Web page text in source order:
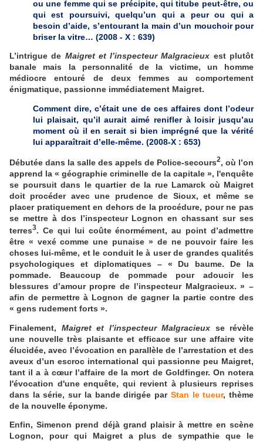
ou une femme qui se précipite, qui titube peut-être, ou
qui est poursuivi, quelqu’un qui a peur ou qui a
besoin d’aide, s’entourant la main d’un mouchoir pour
briser la vitre… (2008 - X : 639)
L’intrigue de Maigret et l’inspecteur Malgracieux est plutôt
banale mais la personnalité de la victime, un homme
médiocre entouré de deux femmes au comportement
énigmatique, passionne immédiatement Maigret.
Comment dire, c’était une de ces affaires dont l’odeur
lui plaisait, qu’il aurait aimé renifler à loisir jusqu’au
moment où il en serait si bien imprégné que la vérité
lui apparaîtrait d’elle-même. (2008-X : 653)
Débutée dans la salle des appels de Police-secours2, où l’on
apprend la « géographie criminelle de la capitale », l'enquête
se poursuit dans le quartier de la rue Lamarck où Maigret
doit procéder avec une prudence de Sioux, et même se
placer pratiquement en dehors de la procédure, pour ne pas
se mettre à dos l’inspecteur Lognon en chassant sur ses
terres3. Ce qui lui coûte énormément, au point d’admettre
être « vexé comme une punaise » de ne pouvoir faire les
choses lui-même, et le conduit le à user de grandes qualités
psychologiques et diplomatiques – « Du baume. De la
pommade. Beaucoup de pommade pour adoucir les
blessures d’amour propre de l’inspecteur Malgracieux. » –
afin de permettre à Lognon de gagner la partie contre des
« gens rudement forts ».
Finalement, Maigret et l’inspecteur Malgracieux se révèle
une nouvelle très plaisante et efficace sur une affaire vite
élucidée, avec l’évocation en parallèle de l’arrestation et des
aveux d’un escroc international qui passionne peu Maigret,
tant il a à cœur l’affaire de la mort de Goldfinger. On notera
l'évocation d'une enquête, qui revient à plusieurs reprises
dans la série, sur la bande dirigée par Stan le tueur, thème
de la nouvelle éponyme.
Enfin, Simenon prend déjà grand plaisir à mettre en scène
Lognon, pour qui Maigret a plus de sympathie que le